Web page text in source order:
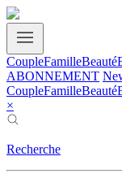
CoupleFamilleBeauté
ABONNEMENT
CoupleFamilleBeauté
×
Recherche